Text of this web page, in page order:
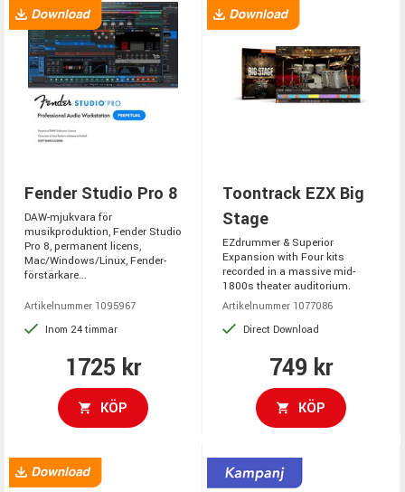
Fender Studio Pro 8
DAW-mjukvara för
musikproduktion, Fender Studio
Pro 8, permanent licens,
Mac/Windows/Linux, Fender-
förstärkare...
Artikelnummer 1095967
Inom 24 timmar
1725 kr
KÖP
Toontrack EZX Big
Stage
EZdrummer & Superior
Expansion with Four kits
recorded in a massive mid-
1800s theater auditorium.
Artikelnummer 1077086
Direct Download
749 kr
KÖP